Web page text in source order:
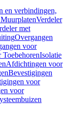
en verbindingen,
Verdeler
met
Overgangen
voor
ToebehorenIsolatie
Afdichtingen voor
Bevestigingen
voor
voor